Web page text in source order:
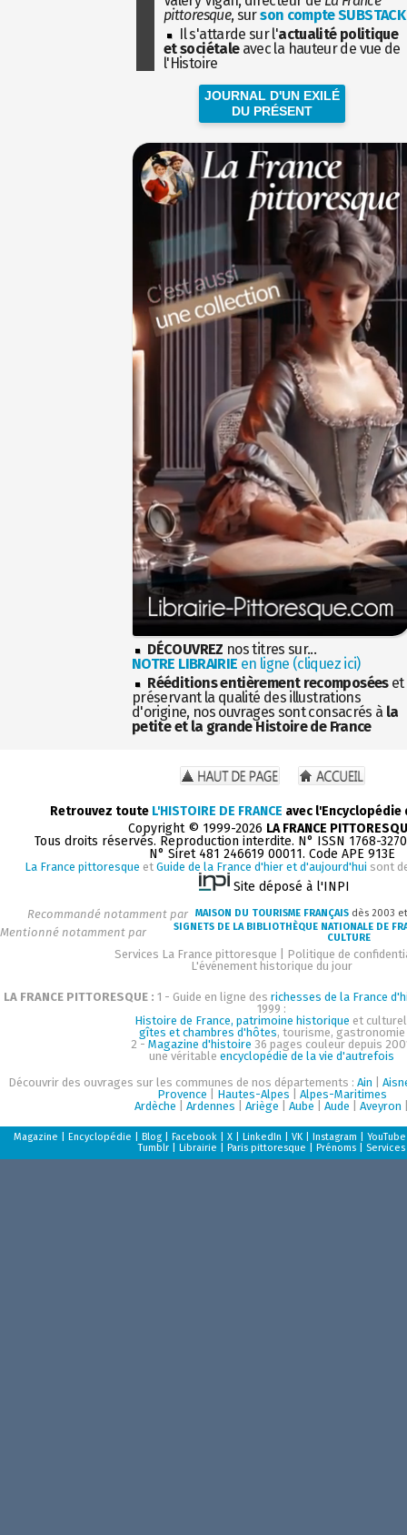
pittoresque, surson compte SUBSTACK
Il s'attarde sur l'actualité politique
et sociétaleavec la hauteur de vue de
l'Histoire
JOURNAL D'UN EXILÉ
DU PRÉSENT
DÉCOUVREZ nos titres sur...
NOTRE LIBRAIRIE en ligne (cliquez ici)
Rééditions entièrement recomposéeset
préservant la qualité des illustrations
d'origine, nos ouvrages sont consacrés à la
petite et la grande Histoire de France
Retrouvez toute L'HISTOIRE DE FRANCE avec
Copyright © 1999-2026 LA FRANCE
Tous droits réservés. Reproduction interdite. N° ISSN 1768-
N° Siret 481 246619 00011. Code APE 913E
La France pittoresque et Guide de la France d'hier et d'aujourd'hui sont
Site déposé à l'INPI
Recommandé notamment par MAISON DU TOURISME FRANÇAIS dès 2003
Mentionné notamment par
SIGNETS DE LA BIBLIOTHÈQUE NATIONALE DE
CULTURE
Services La France pittoresque
Politique de
L'événement historique du jour
LA FRANCE PITTORESQUE : 1 - Guide en ligne des richesses de la France
1999 :
Histoire de France, patrimoine historique et
gîtes et chambres d'hôtes, tourisme, gastronomie
2 - Magazine d'histoire 36 pages couleur depuis
une véritableencyclopédie de la vie d'autrefois
Découvrir des ouvrages sur les communes de nos départements :Ain |
Provence
Hautes-Alpes
Alpes-Maritimes
Ardèche |Ardennes |Ariège |Aube |Aude |Aveyron
Magazine |Encyclopédie |Blog |Facebook |X |LinkedIn |VK |Instagram |YouTube
Tumblr |Librairie |Paris pittoresque |Prénoms Services